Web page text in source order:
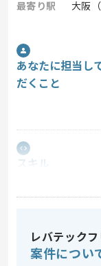
最寄り駅
大阪（
あなたに担当し
だくこと
スキル
レバテック
案件につい